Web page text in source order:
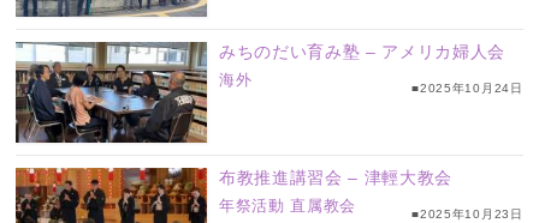
みちのだい育み塾 – アメリカ婦人会
海外
■2025年10月24日
布教推進講習会 – 津輕大教会
年祭活動 直属教会 ■2025年10月23日